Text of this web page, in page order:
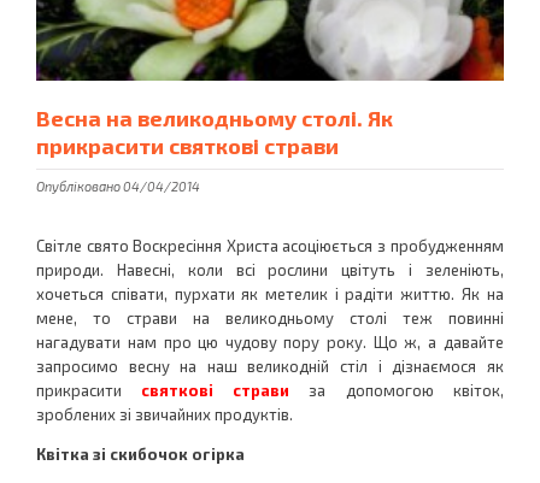
Весна на великодньому столі. Як
прикрасити святкові страви
Опубліковано 04/04/2014
Світле свято Воскресіння Христа асоціюється з пробудженням
природи. Навесні, коли всі рослини цвітуть і зеленіють,
хочеться співати, пурхати як метелик і радіти життю. Як на
мене, то страви на великодньому столі теж повинні
нагадувати нам про цю чудову пору року. Що ж, а давайте
запросимо весну на наш великодній стіл і дізнаємося як
прикрасити святкові страви за допомогою квіток,
зроблених зі звичайних продуктів.
Квітка зі скибочок огірка